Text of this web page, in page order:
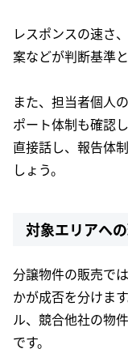
レスポンスの速さ
案などが判断基準と
また、担当者個人
ポート体制も確認
直接話し、報告体
しょう。
対象エリアへ
分譲物件の販売で
かが成否を分けま
ル、競合他社の物
です。